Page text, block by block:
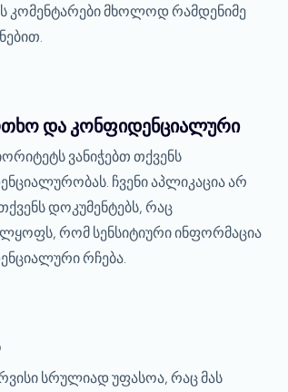
კომენტარები მხოლოდ რამდენიმე
და კონფიდენციალური
ვანიჭებთ თქვენს
ჩვენი აპლიკაცია არ
დოკუმენტებს, რაც
რომ სენსიტიური ინფორმაცია
რჩება.
სრულიად უფასოა, რაც მას